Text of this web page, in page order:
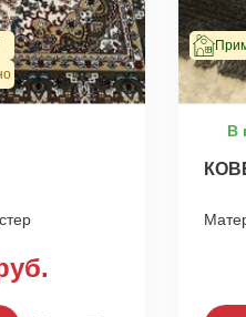
В